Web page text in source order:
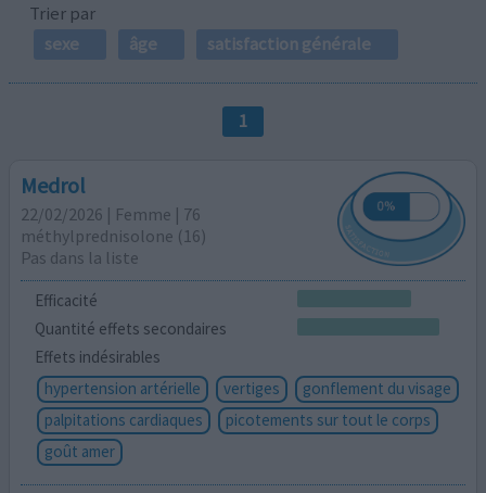
Trier par
sexe
âge satisfaction générale
1
Medrol
22/02/2026 | Femme | 76
méthylprednisolone (16)
Pas dans la liste
Efficacité
Quantité effets secondaires
Effets indésirables
hypertension artérielle
vertiges
gonflement du visage
palpitations cardiaques
picotements sur tout le corps
goût amer